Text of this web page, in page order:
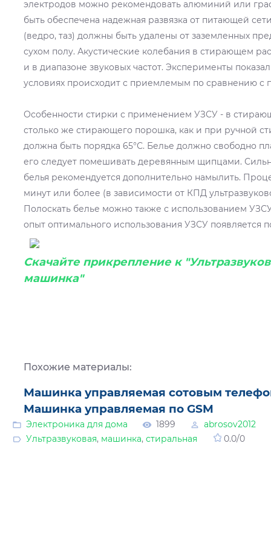
электродов можно рекомендовать алюминий или
быть обеспечена надежная развязка от питающей
(ведро, таз) должны быть удалены от заземленных
сухом полу. Акустические колебания в стирающем
и в диапазоне звуковых частот. Эксперименты
условиях происходит с приемлемым по сравнению с
Особенности стирки с применением УЗСУ - в
столько же стирающего порошка, как и при ручной
должна быть порядка 65°С. Белье должно свободно
его следует помешивать деревянным щипцами.
белья рекомендуется дополнительно намылить.
минут или более (в зависимости от КПД
Полоскать белье можно также с использованием
опыт оптимального использования УЗСУ появляется
Скачайте прикрепление к
машинка"
Похожие материалы:
Машинка управляемая сотовым
Машинка управляемая по GSM
Электроника для дома 1899
abrosov2012
Ультразвуковая, машинка, стиральная 0.0/0